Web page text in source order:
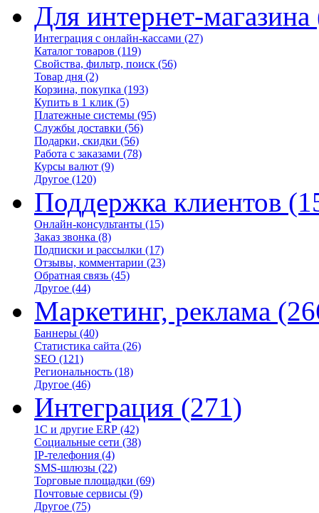
Для интернет-магазина
Интеграция с онлайн-кассами (27)
Каталог товаров (119)
Свойства, фильтр, поиск (56)
Товар дня (2)
Корзина, покупка (193)
Купить в 1 клик (5)
Платежные системы (95)
Службы доставки (56)
Подарки, скидки (56)
Работа с заказами (78)
Курсы валют (9)
Другое (120)
Поддержка клиентов
Онлайн-консультанты (15)
Заказ звонка (8)
Подписки и рассылки (17)
Отзывы, комментарии (23)
Обратная связь (45)
Другое (44)
Маркетинг, реклама
Баннеры (40)
Статистика сайта (26)
SEO (121)
Региональность (18)
Другое (46)
Интеграция (271)
1С и другие ERP (42)
Социальные сети (38)
IP-телефония (4)
SMS-шлюзы (22)
Торговые площадки (69)
Почтовые сервисы (9)
Другое (75)